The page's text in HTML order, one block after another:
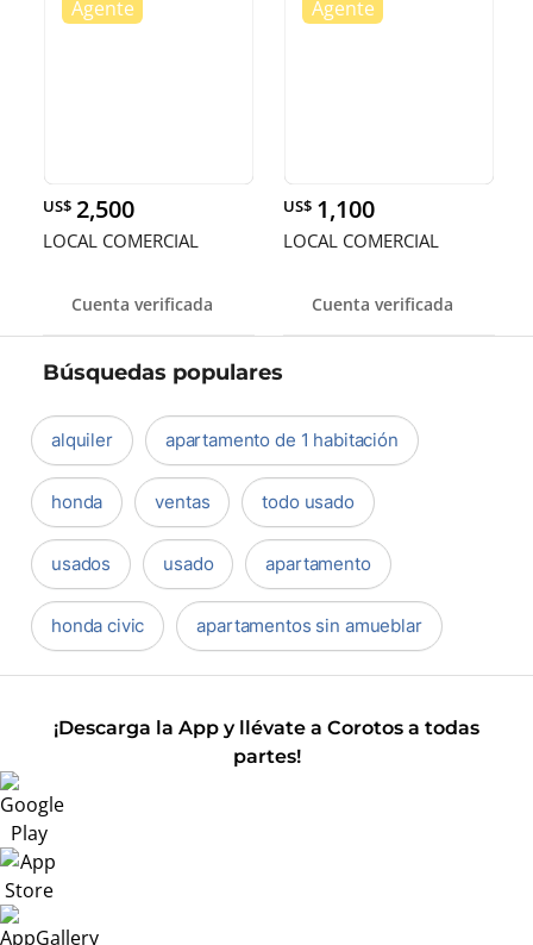
US$ 2,500
LOCAL COMERCIAL
Cuenta verificada
US$ 1,100
LOCAL COMERCIAL
Cuenta verificada
Búsquedas populares
alquiler apartamento de 1 habitación
honda ventas todo usado
usados usado apartamento
honda civic apartamentos sin amueblar
¡Descarga la App y llévate a Corotos a todas
partes!